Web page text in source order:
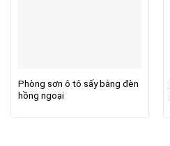
Phòng sơn ô tô sấy bằng đèn
hồng ngoại